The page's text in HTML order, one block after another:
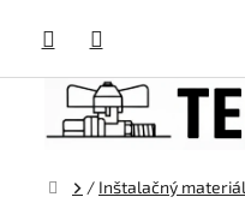
obsah
Domov
/ Inštalačný materiál